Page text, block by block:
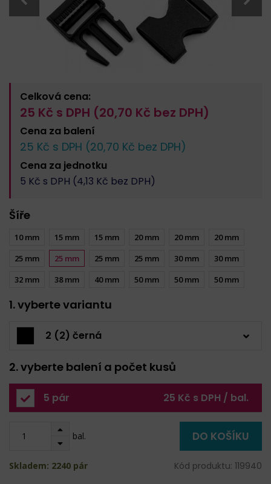
Celková cena:
25 Kč s DPH (20,70 Kč bez DPH)
Cena za balení
25 Kč s DPH (20,70 Kč bez DPH)
Cena za jednotku
5 Kč s DPH (4,13 Kč bez DPH)
Šíře
10 mm 15 mm 15 mm 20 mm 20 mm
20 mm
25 mm
25 mm 25 mm 25 mm 30 mm
30 mm
32 mm
38 mm 40 mm 50 mm 50 mm 50 mm
1. vyberte variantu
2 (2) černá
2. vyberte balení a počet kusů
5 pár 25 Kč s DPH / bal.
bal. DO KOŠÍKU
Skladem: 2240 pár Kód produktu: 119940